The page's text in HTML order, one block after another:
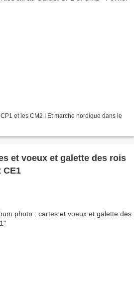
et les CM2 ! Et marche nordique dans le
et voeux et galette des rois
CE1